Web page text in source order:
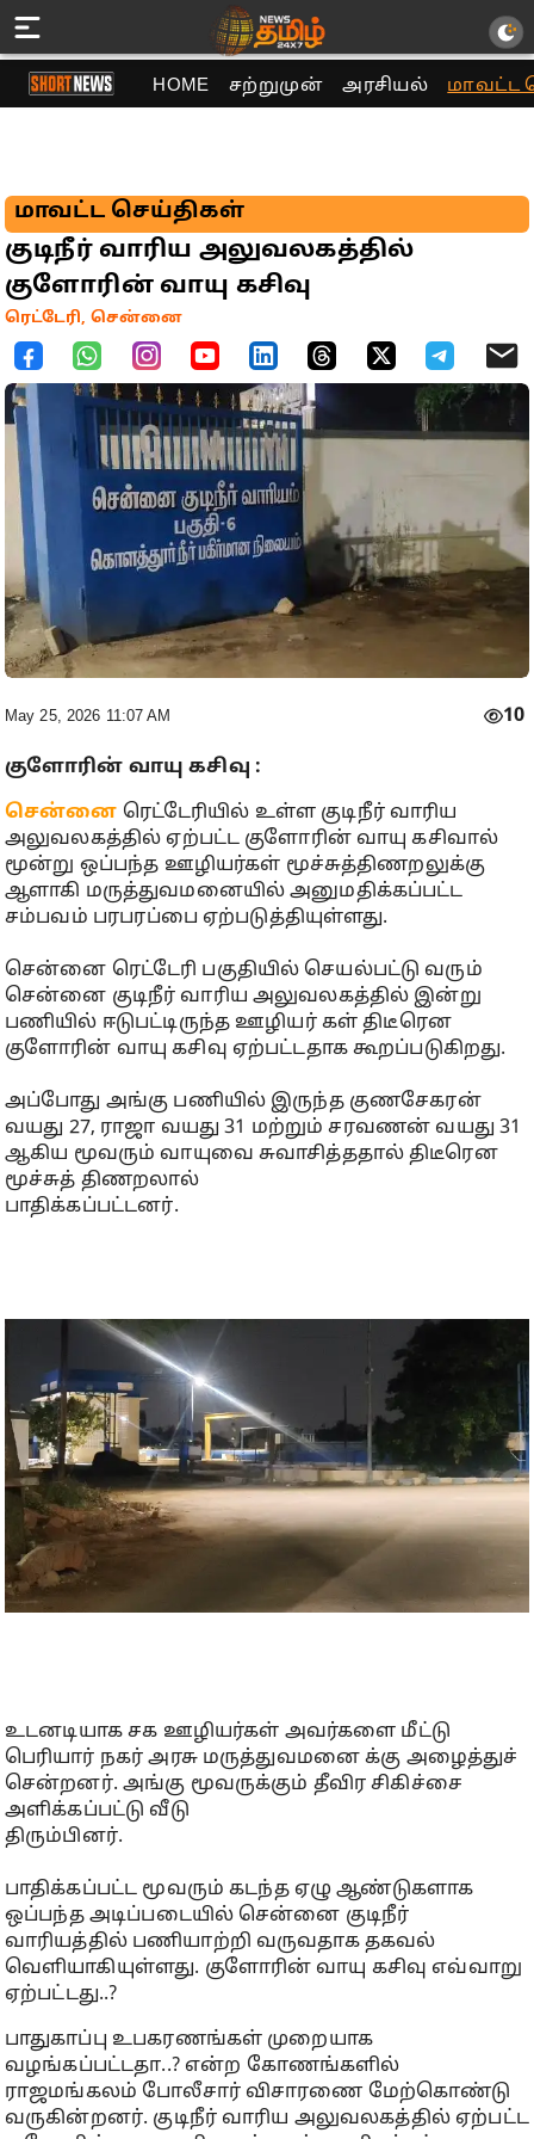
HOME சற்றுமுன் அரசியல் மாவட்ட
மாவட்ட செய்திகள்
குடிநீர் வாரிய அலுவலகத்தில்
குளோரின் வாயு கசிவு
ரெட்டேரி, சென்னை
May 25, 2026 11:07 AM 10
குளோரின் வாயு கசிவு :
சென்னை ரெட்டேரியில் உள்ள குடிநீர் வாரிய
அலுவலகத்தில் ஏற்பட்ட குளோரின் வாயு கசிவால்
மூன்று ஒப்பந்த ஊழியர்கள் மூச்சுத்திணறலுக்கு
ஆளாகி மருத்துவமனையில் அனுமதிக்கப்பட்ட
சம்பவம் பரபரப்பை ஏற்படுத்தியுள்ளது.
சென்னை ரெட்டேரி பகுதியில் செயல்பட்டு வரும்
சென்னை குடிநீர் வாரிய அலுவலகத்தில் இன்று
பணியில் ஈடுபட்டிருந்த ஊழியர் கள் திடீரென
குளோரின் வாயு கசிவு ஏற்பட்டதாக கூறப்படுகிறது.
அப்போது அங்கு பணியில் இருந்த குணசேகரன்
வயது 27, ராஜா வயது 31 மற்றும் சரவணன் வயது 31
ஆகிய மூவரும் வாயுவை சுவாசித்ததால் திடீரென
மூச்சுத் திணறலால்
பாதிக்கப்பட்டனர்.
உடனடியாக சக ஊழியர்கள் அவர்களை மீட்டு
பெரியார் நகர் அரசு மருத்துவமனை க்கு அழைத்துச்
சென்றனர். அங்கு மூவருக்கும் தீவிர சிகிச்சை
அளிக்கப்பட்டு வீடு
திரும்பினர்.
பாதிக்கப்பட்ட மூவரும் கடந்த ஏழு ஆண்டுகளாக
ஒப்பந்த அடிப்படையில் சென்னை குடிநீர்
வாரியத்தில் பணியாற்றி வருவதாக தகவல்
வெளியாகியுள்ளது. குளோரின் வாயு கசிவு எவ்வாறு
ஏற்பட்டது..?
பாதுகாப்பு உபகரணங்கள் முறையாக
வழங்கப்பட்டதா..? என்ற கோணங்களில்
ராஜமங்கலம் போலீசார் விசாரணை மேற்கொண்டு
வருகின்றனர். குடிநீர் வாரிய அலுவலகத்தில் ஏற்பட்ட